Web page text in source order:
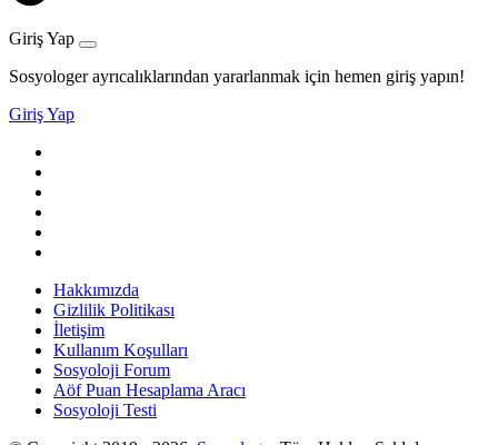
Giriş Yap
Sosyologer ayrıcalıklarından yararlanmak için hemen giriş yapın!
Giriş Yap
Hakkımızda
Gizlilik Politikası
İletişim
Kullanım Koşulları
Sosyoloji Forum
Aöf Puan Hesaplama Aracı
Sosyoloji Testi